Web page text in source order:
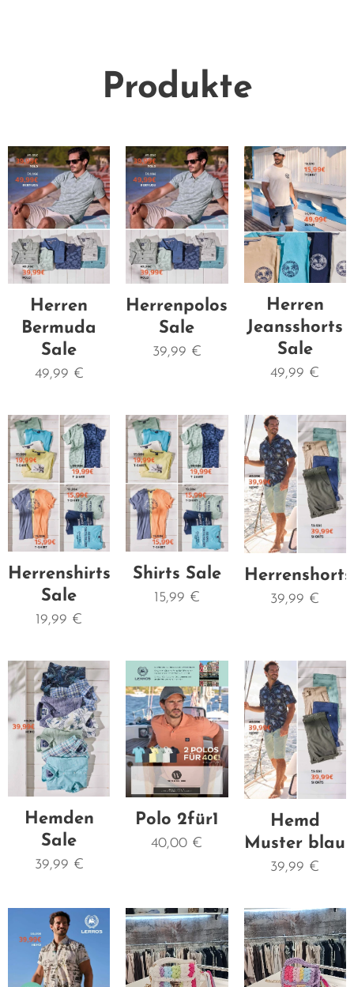
Produkte
Herren
Bermuda
Sale
49,99 €
Herrenpolos
Sale
39,99 €
Herren
Jeansshorts
Sale
49,99 €
Herrenshirts
Sale
19,99 €
Shirts Sale
15,99 €
Herrenshorts
39,99 €
Hemden
Sale
39,99 €
Polo 2für1
40,00 €
Hemd
Muster blau
39,99 €